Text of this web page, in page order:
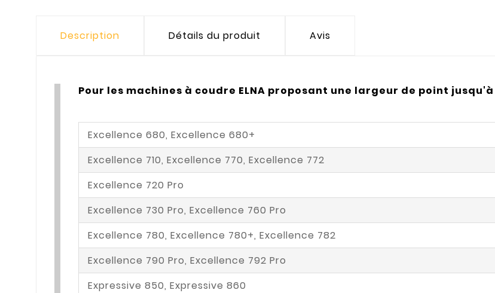
Description Détails du produit Avis
Pour les machines à coudre ELNA proposant une largeur de point jusqu'à
Excellence 680, Excellence 680+
Excellence 710, Excellence 770, Excellence 772
Excellence 720 Pro
Excellence 730 Pro, Excellence 760 Pro
Excellence 780, Excellence 780+, Excellence 782
Excellence 790 Pro, Excellence 792 Pro
Expressive 850, Expressive 860